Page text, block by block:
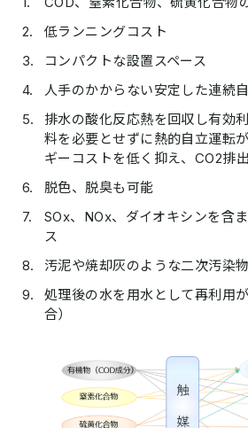
低ランニングコスト
コンパクトな設置スペース
人手のかからない安定した連続
排水の酸化反応熱を回収し有効
料を必要とせずに熱的自立運転
ギーコストを低く抑え、CO2排
脱色、脱臭も可能
SOx、NOx、ダイオキシンを含
ス
汚泥や焼却灰のような二次汚染
処理後の水を用水として再利用
合）